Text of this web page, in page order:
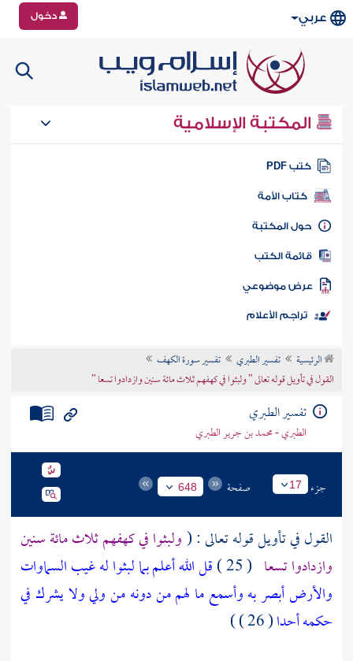
عربي دخول
المكتبة الإسلامية
كتب PDF
كتاب الأمة
المكتبة
الكتب
موضوعي
تراجم الأعلام
الرئيسية تفسير الطبري
تفسير سورة الكهف
القول في تأويل قوله تعالى " ولبثوا في كهفهم ثلاث مائة سنين وازدادوا تسعا "
تفسير الطبري
الطبري - محمد بن جرير الطبري
جزء 17 صفحة 648
القول في تأويل قوله تعالى : (ولبثوا في كهفهم ثلاث مائة سنين
وازدادوا تسعا ( 25 )
قل الله أعلم بما لبثوا له غيب السماوات
والأرض أبصر به وأسمع ما لهم من دونه من ولي ولا يشرك في
حكمه أحدا( 26 ) )